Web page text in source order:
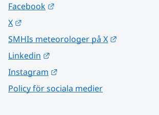
Facebook
X
SMHIs meteorologer på X
Linkedin
Instagram
Policy för sociala medier